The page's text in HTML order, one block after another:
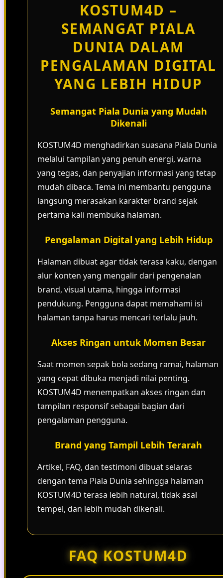
KOSTUM4D –
SEMANGAT PIALA
DUNIA DALAM
PENGALAMAN DIGITAL
YANG LEBIH HIDUP
Semangat Piala Dunia yang Mudah
Dikenali
KOSTUM4D menghadirkan suasana Piala Dunia
melalui tampilan yang penuh energi, warna
yang tegas, dan penyajian informasi yang tetap
mudah dibaca. Tema ini membantu pengguna
langsung merasakan karakter brand sejak
pertama kali membuka halaman.
Pengalaman Digital yang Lebih Hidup
Halaman dibuat agar tidak terasa kaku, dengan
alur konten yang mengalir dari pengenalan
brand, visual utama, hingga informasi
pendukung. Pengguna dapat memahami isi
halaman tanpa harus mencari terlalu jauh.
Akses Ringan untuk Momen Besar
Saat momen sepak bola sedang ramai, halaman
yang cepat dibuka menjadi nilai penting.
KOSTUM4D menempatkan akses ringan dan
tampilan responsif sebagai bagian dari
pengalaman pengguna.
Brand yang Tampil Lebih Terarah
Artikel, FAQ, dan testimoni dibuat selaras
dengan tema Piala Dunia sehingga halaman
KOSTUM4D terasa lebih natural, tidak asal
tempel, dan lebih mudah dikenali.
FAQ KOSTUM4D